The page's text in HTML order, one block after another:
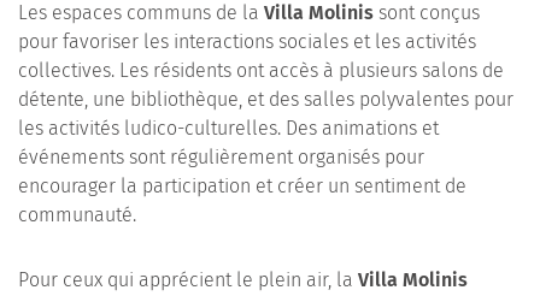
Les espaces communs de la Villa Molinis sont conçus
pour favoriser les interactions sociales et les activités
collectives. Les résidents ont accès à plusieurs salons de
détente, une bibliothèque, et des salles polyvalentes pour
les activités ludico-culturelles. Des animations et
événements sont régulièrement organisés pour
encourager la participation et créer un sentiment de
communauté.
Pour ceux qui apprécient le plein air, la Villa Molinis